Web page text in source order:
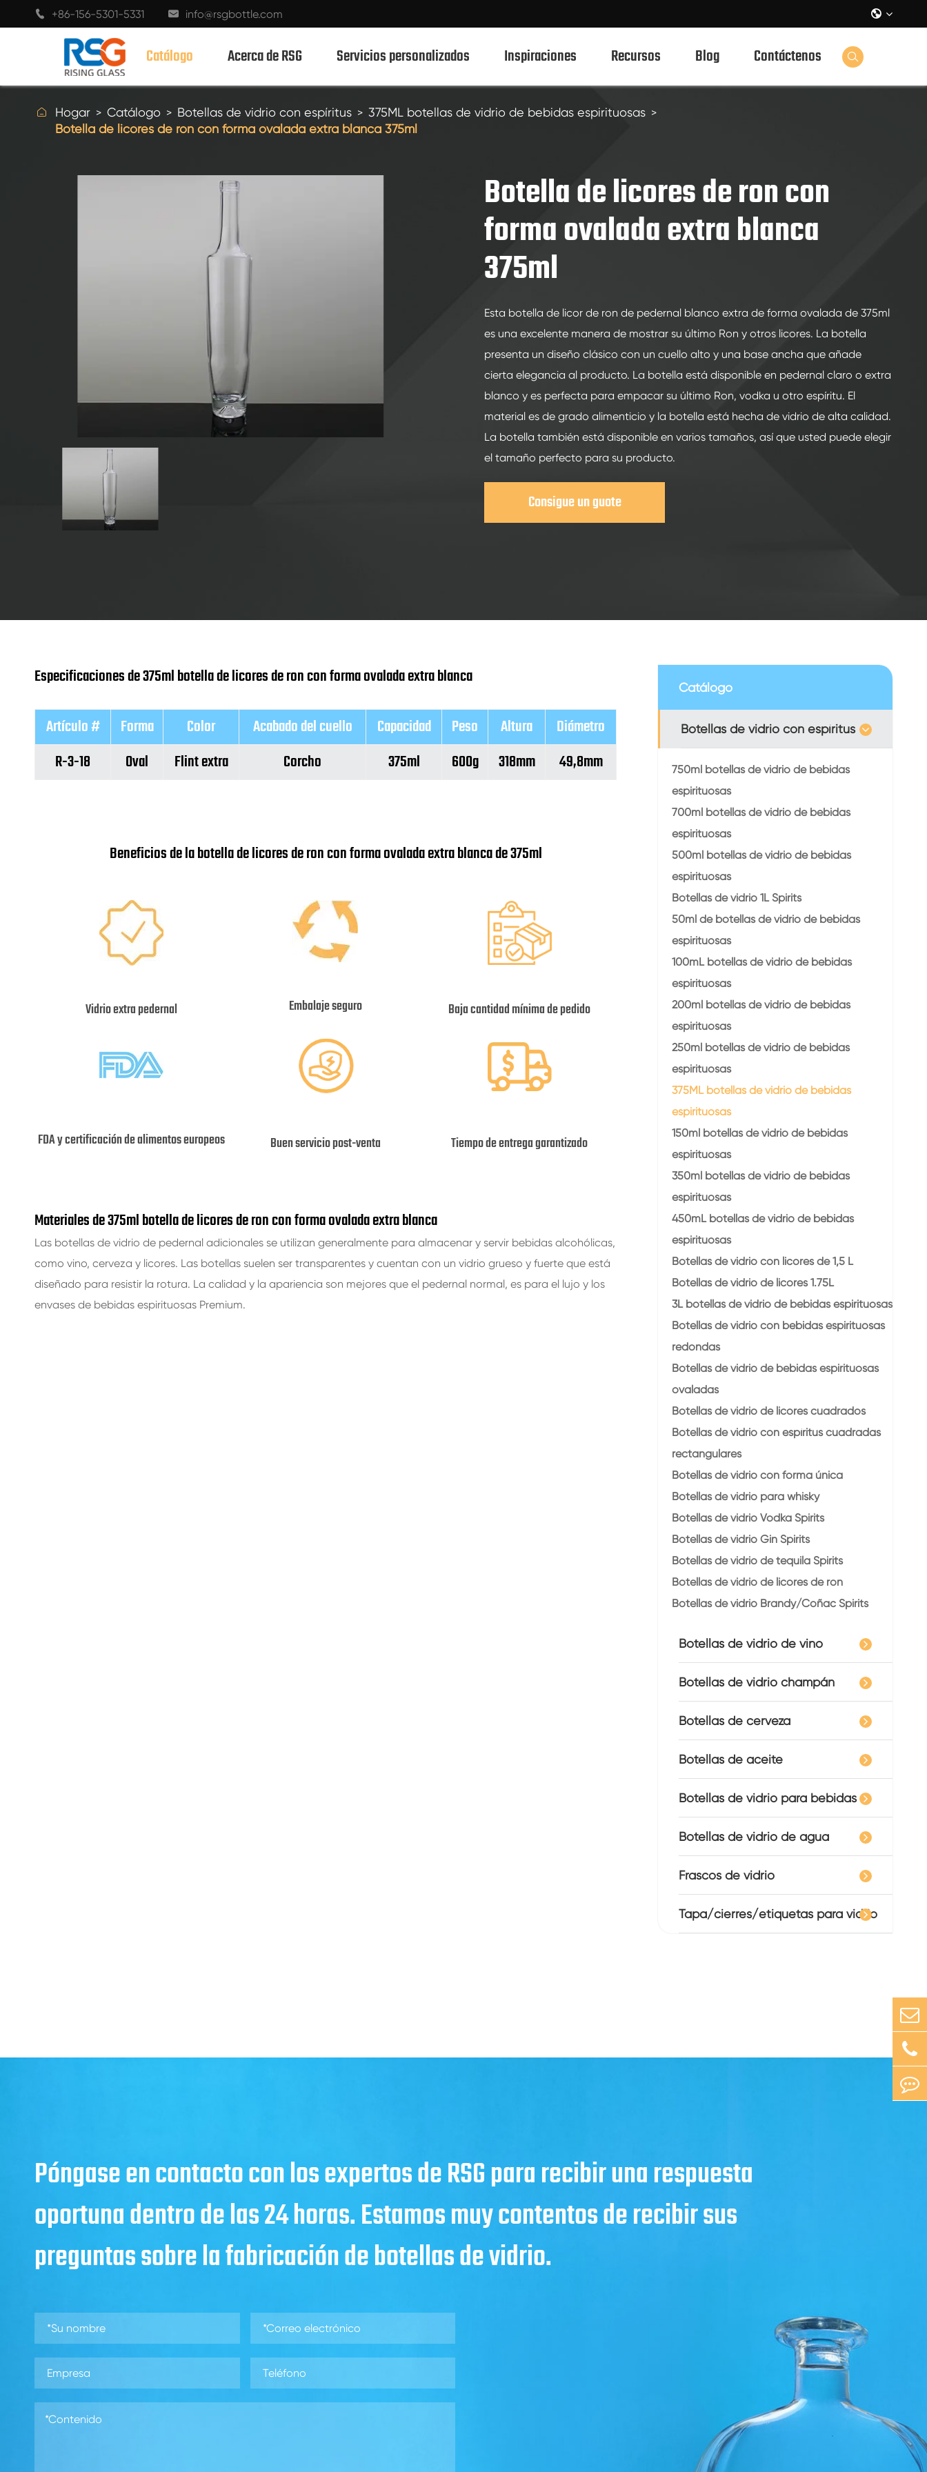
 +86-156-5301-5331  info@rsgbottle.com 
Catálogo
BOTELLAS DE VIDRIO DE VINO
TAPA/CIERRES/ETIQUETAS PARA VIDRIO
700ml botellas de vidrio de bebidas espirituosas
500ml botellas de vidrio de bebidas espirituosas
50ml de botellas de vidrio de bebidas espirituosas
100mL botellas de vidrio de bebidas espirituosas
200ml botellas de vidrio de bebidas espirituosas
250ml botellas de vidrio de bebidas espirituosas
375ML botellas de vidrio de bebidas espirituosas
150ml botellas de vidrio de bebidas espirituosas
Acerca de RSG Servicios personalizados Inspiraciones Recursos Blog Contáctenos 
 Hogar Catálogo Botellas de vidrio con espíritus
375ML botellas de vidrio de bebidas espirituosas
Botella de licores de ron con forma ovalada extra blanca 375ml
Botella de licores de ron con
forma ovalada extra blanca
375ml
Esta botella de licor de ron de pedernal blanco extra de forma ovalada de 375ml
es una excelente manera de mostrar su último Ron y otros licores. La botella
presenta un diseño clásico con un cuello alto y una base ancha que añade
cierta elegancia al producto. La botella está disponible en pedernal claro o extra
blanco y es perfecta para empacar su último Ron, vodka u otro espíritu. El
material es de grado alimenticio y la botella está hecha de vidrio de alta calidad.
La botella también está disponible en varios tamaños, así que usted puede elegir
el tamaño perfecto para su producto.
Consigue un guote
Especificaciones de 375ml botella de licores de ron con forma ovalada extra blanca
Artículo # Forma Color Acabado del cuello Capacidad Peso Altura
Diámetro
R-3-18
Oval Flint extra Corcho 375ml 600g 318mm 49,8mm
Beneficios de la botella de licores de ron con forma ovalada extra blanca de 375ml
Vidrio extra pedernal Embalaje seguro Baja cantidad mínima de pedido
FDA y certificación de alimentos europeos Buen servicio post-venta Tiempo de entrega garantizado
Materiales de 375ml botella de licores de ron con forma ovalada extra blanca
Las botellas de vidrio de pedernal adicionales se utilizan generalmente para almacenar y servir bebidas alcohólicas,
como vino, cerveza y licores. Las botellas suelen ser transparentes y cuentan con un vidrio grueso y fuerte que está
diseñado para resistir la rotura. La calidad y la apariencia son mejores que el pedernal normal, es para el lujo y los
envases de bebidas espirituosas Premium.
Catálogo
Botellas de vidrio con espíritus
750ml botellas de vidrio de bebidas
espirituosas
700ml botellas de vidrio de bebidas
espirituosas
500ml botellas de vidrio de bebidas
espirituosas
Botellas de vidrio 1L Spirits
50ml de botellas de vidrio de bebidas
espirituosas
100mL botellas de vidrio de bebidas
espirituosas
200ml botellas de vidrio de bebidas
espirituosas
250ml botellas de vidrio de bebidas
espirituosas
375ML botellas de vidrio de bebidas
espirituosas
150ml botellas de vidrio de bebidas
espirituosas
350ml botellas de vidrio de bebidas
espirituosas
450mL botellas de vidrio de bebidas
espirituosas
Botellas de vidrio con licores de 1,5 L
Botellas de vidrio de licores 1.75L
3L botellas de vidrio de bebidas espirituosas
Botellas de vidrio con bebidas espirituosas
redondas
Botellas de vidrio de bebidas espirituosas
ovaladas
Botellas de vidrio de licores cuadrados
Botellas de vidrio con espíritus cuadradas
rectangulares
Botellas de vidrio con forma única
Botellas de vidrio para whisky
Botellas de vidrio Vodka Spirits
Botellas de vidrio Gin Spirits
Botellas de vidrio de tequila Spirits
Botellas de vidrio de licores de ron
Botellas de vidrio Brandy/Coñac Spirits
Botellas de vidrio de vino
Botellas de vidrio champán
Botellas de cerveza
Botellas de aceite
Botellas de vidrio para bebidas
Botellas de vidrio de agua
Frascos de vidrio
Tapa/cierres/etiquetas para vidrio
Póngase en contacto con los expertos de RSG para recibir una respuesta
oportuna dentro de las 24 horas. Estamos muy contentos de recibir sus
preguntas sobre la fabricación de botellas de vidrio.